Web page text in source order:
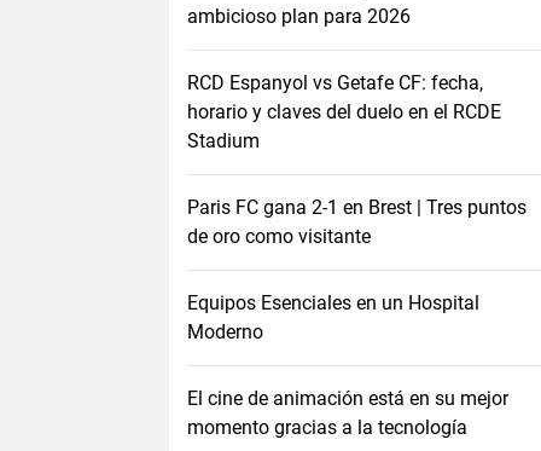
ambicioso plan para 2026
RCD Espanyol vs Getafe CF: fecha,
horario y claves del duelo en el RCDE
Stadium
Paris FC gana 2-1 en Brest | Tres puntos
de oro como visitante
Equipos Esenciales en un Hospital
Moderno
El cine de animación está en su mejor
momento gracias a la tecnología